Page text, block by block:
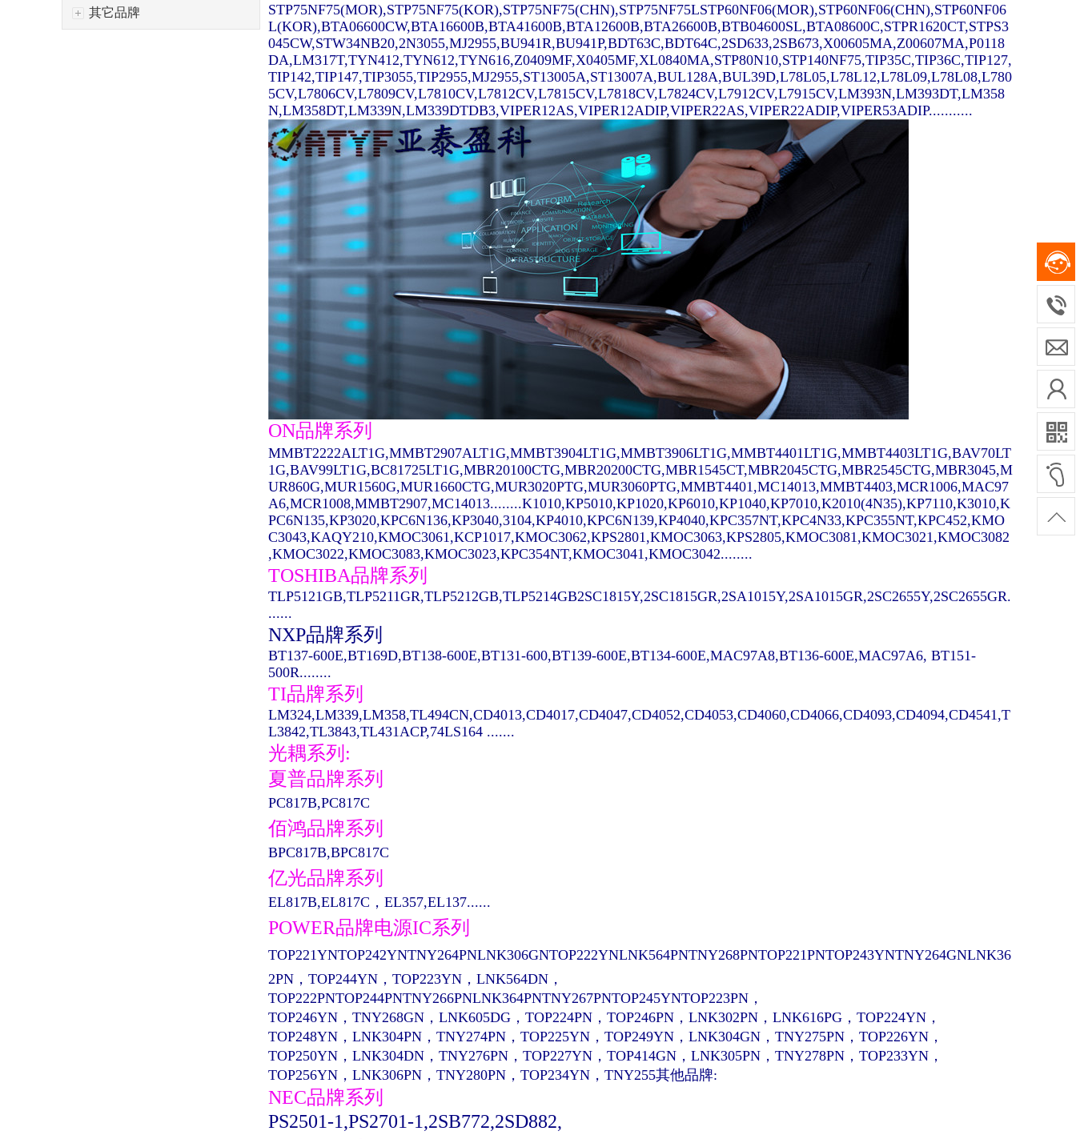
其它品牌
STP75NF75(MOR),STP75NF75(KOR),STP75NF75(CHN),STP75NF75LSTP60NF06(MOR),STP60NF06(CHN),STP60NF06
L(KOR),BTA06600CW,BTA16600B,BTA41600B,BTA12600B,BTA26600B,BTB04600SL,BTA08600C,STPR1620CT,STPS3
045CW,STW34NB20,2N3055,MJ2955,BU941R,BU941P,BDT63C,BDT64C,2SD633,2SB673,X00605MA,Z00607MA,P0118
DA,LM317T,TYN412,TYN612,TYN616,Z0409MF,X0405MF,XL0840MA,STP80N10,STP140NF75,TIP35C,TIP36C,TIP127,
TIP142,TIP147,TIP3055,TIP2955,MJ2955,ST13005A,ST13007A,BUL128A,BUL39D,L78L05,L78L12,L78L09,L78L08,L780
5CV,L7806CV,L7809CV,L7810CV,L7812CV,L7815CV,L7818CV,L7824CV,L7912CV,L7915CV,LM393N,LM393DT,LM358
N,LM358DT,LM339N,LM339DTDB3,VIPER12AS,VIPER12ADIP,VIPER22AS,VIPER22ADIP,VIPER53ADIP...........
ON品牌系列
MMBT2222ALT1G,MMBT2907ALT1G,MMBT3904LT1G,MMBT3906LT1G,MMBT4401LT1G,MMBT4403LT1G,BAV70LT
1G,BAV99LT1G,BC81725LT1G,MBR20100CTG,MBR20200CTG,MBR1545CT,MBR2045CTG,MBR2545CTG,MBR3045,M
UR860G,MUR1560G,MUR1660CTG,MUR3020PTG,MUR3060PTG,MMBT4401,MC14013,MMBT4403,MCR1006,MAC97
A6,MCR1008,MMBT2907,MC14013........K1010,KP5010,KP1020,KP6010,KP1040,KP7010,K2010(4N35),KP7110,K3010,K
PC6N135,KP3020,KPC6N136,KP3040,3104,KP4010,KPC6N139,KP4040,KPC357NT,KPC4N33,KPC355NT,KPC452,KMO
C3043,KAQY210,KMOC3061,KCP1017,KMOC3062,KPS2801,KMOC3063,KPS2805,KMOC3081,KMOC3021,KMOC3082
,KMOC3022,KMOC3083,KMOC3023,KPC354NT,KMOC3041,KMOC3042........
TOSHIBA品牌系列
TLP5121GB,TLP5211GR,TLP5212GB,TLP5214GB2SC1815Y,2SC1815GR,2SA1015Y,2SA1015GR,2SC2655Y,2SC2655GR.
......
NXP品牌系列
BT137-600E,BT169D,BT138-600E,BT131-600,BT139-600E,BT134-600E,MAC97A8,BT136-600E,MAC97A6, BT151-
500R........
TI品牌系列
LM324,LM339,LM358,TL494CN,CD4013,CD4017,CD4047,CD4052,CD4053,CD4060,CD4066,CD4093,CD4094,CD4541,T
L3842,TL3843,TL431ACP,74LS164 .......
光耦系列:
夏普品牌系列
PC817B,PC817C
佰鸿品牌系列
BPC817B,BPC817C
亿光品牌系列
EL817B,EL817C，EL357,EL137......
POWER品牌电源IC系列
TOP221YNTOP242YNTNY264PNLNK306GNTOP222YNLNK564PNTNY268PNTOP221PNTOP243YNTNY264GNLNK36
2PN，TOP244YN，TOP223YN，LNK564DN，
TOP222PNTOP244PNTNY266PNLNK364PNTNY267PNTOP245YNTOP223PN，
TOP246YN，TNY268GN，LNK605DG，TOP224PN，TOP246PN，LNK302PN，LNK616PG，TOP224YN，
TOP248YN，LNK304PN，TNY274PN，TOP225YN，TOP249YN，LNK304GN，TNY275PN，TOP226YN，
TOP250YN，LNK304DN，TNY276PN，TOP227YN，TOP414GN，LNK305PN，TNY278PN，TOP233YN，
TOP256YN，LNK306PN，TNY280PN，TOP234YN，TNY255其他品牌:
NEC品牌系列
PS2501-1,PS2701-1,2SB772,2SD882,